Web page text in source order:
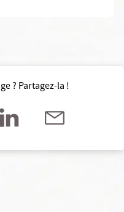
? Partagez-la !